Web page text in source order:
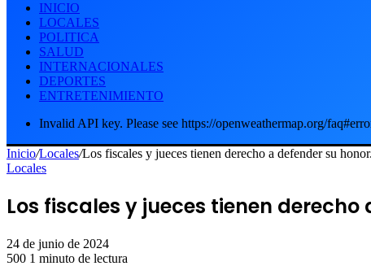
INICIO
LOCALES
POLITICA
SALUD
INTERNACIONALES
DEPORTES
ENTRETENIMIENTO
Invalid API key. Please see https://openweathermap.org/
Inicio/Locales/Los fiscales y jueces tienen derecho a defender su honor.
Locales
Los fiscales y jueces tienen derecho
24 de junio de 2024
500 1 minuto de lectura